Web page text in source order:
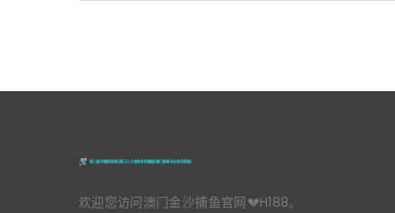
欢迎您访问澳门金沙捕鱼官网💔H188。